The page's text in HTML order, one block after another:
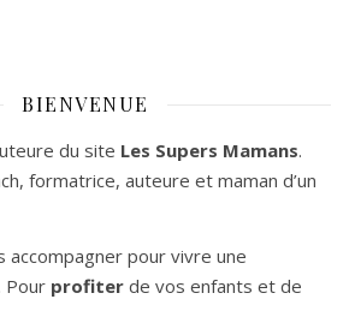
BIENVENUE
du site Les Supers Mamans.
formatrice, auteure et maman d’un
accompagner pour vivre une
. Pour profiter de vos enfants et de